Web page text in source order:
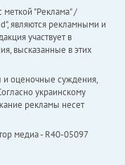
"Реклама" /
являются рекламными и
участвует в
высказанные в этих
и оценочные суждения,
украинскому
рекламы несет
медиа - R40-05097